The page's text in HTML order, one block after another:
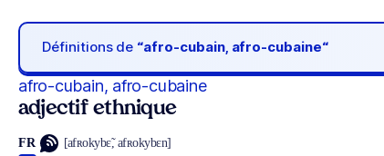
Définitions de “afro-cubain, afro-cubaine“
afro-cubain, afro-cubaine
adjectif ethnique
FR [afʀokybɛ̃, afʀokybɛn]